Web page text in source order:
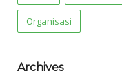
Organisasi
Archives